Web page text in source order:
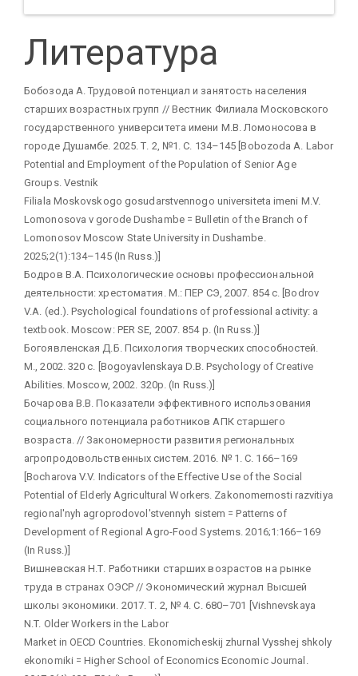
Литература
Бобозода А. Трудовой потенциал и занятость населения
старших возрастных групп // Вестник Филиала Московского
государственного университета имени М.В. Ломоносова в
городе Душамбе. 2025. Т. 2, №1. С. 134–145 [Bobozoda A. Labor
Potential and Employment of the Population of Senior Age
Groups. Vestnik
Filiala Moskovskogo gosudarstvennogo universiteta imeni M.V.
Lomonosova v gorode Dushambe = Bulletin of the Branch of
Lomonosov Moscow State University in Dushambe.
2025;2(1):134–145 (In Russ.)]
Бодров В.А. Психологические основы профессиональной
деятельности: хрестоматия. М.: ПЕР СЭ, 2007. 854 с. [Bodrov
V.A. (ed.). Psychological foundations of professional activity: a
textbook. Moscow: PER SE, 2007. 854 p. (In Russ.)]
Богоявленская Д.Б. Психология творческих способностей.
М., 2002. 320 с. [Bogoyavlenskaya D.B. Psychology of Creative
Abilities. Moscow, 2002. 320p. (In Russ.)]
Бочарова В.В. Показатели эффективного использования
социального потенциала работников АПК старшего
возраста. // Закономерности развития региональных
агропродовольственных систем. 2016. № 1. С. 166–169
[Bocharova V.V. Indicators of the Effective Use of the Social
Potential of Elderly Agricultural Workers. Zakonomernosti razvitiya
regional'nyh agroprodovol'stvennyh sistem = Patterns of
Development of Regional Agro-Food Systems. 2016;1:166–169
(In Russ.)]
Вишневская Н.Т. Работники старших возрастов на рынке
труда в странах ОЭСР // Экономический журнал Высшей
школы экономики. 2017. Т. 2, № 4. С. 680–701 [Vishnevskaya
N.T. Older Workers in the Labor
Market in OECD Countries. Ekonomicheskij zhurnal Vysshej shkoly
ekonomiki = Higher School of Economics Economic Journal.